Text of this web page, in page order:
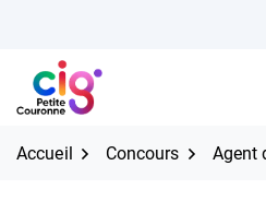
contenu
CIG Petite Couronne
Expertise
Accueil Concours Agent